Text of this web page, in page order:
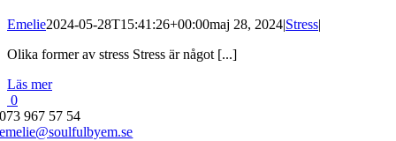
Emelie2024-05-28T15:41:26+00:00maj 28, 2024|Stress|
Olika former av stress Stress är något [...]
Läs mer
0
073 967 57 54
emelie@soulfulbyem.se